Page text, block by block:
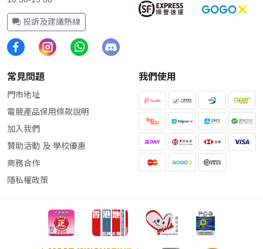
投訴及建議熱線
常見問題
門市地址
電競產品保用條款說明
加入我們
贊助活動 及 學校優惠
商務合作
隱私權政策
我們使用